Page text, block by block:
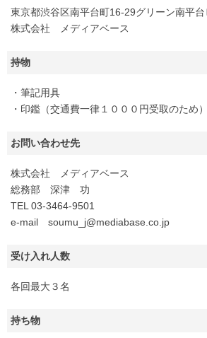
東京都渋谷区南平台町16-29グリーン南平台
株式会社 メディアベース
持物
・筆記用具
・印鑑（交通費一律１０００円受取のため）
お問い合わせ先
株式会社 メディアベース
総務部 深津 功
TEL 03-3464-9501
e-mail soumu_j@mediabase.co.jp
受け入れ人数
各回最大３名
持ち物